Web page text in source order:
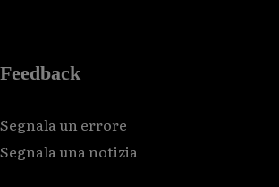
Feedback
Segnala un errore
Segnala una notizia